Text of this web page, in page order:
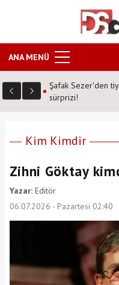
ANA MENÜ
aynı
Şafak Sezer'den
sürprizi!
Kim Kimdir
Zihni Göktay
Yazar:Editör
06.07.2026 - Pazartesi 02:40